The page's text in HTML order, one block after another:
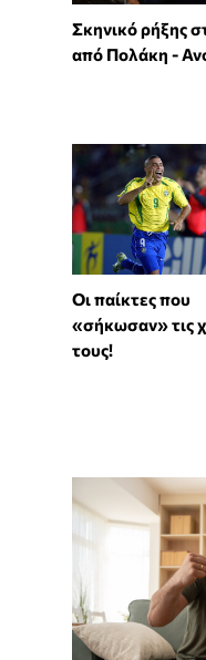
Σκηνικό ρήξης
από Πολάκη -
Οι παίκτες που
«σήκωσαν» τις
τους!